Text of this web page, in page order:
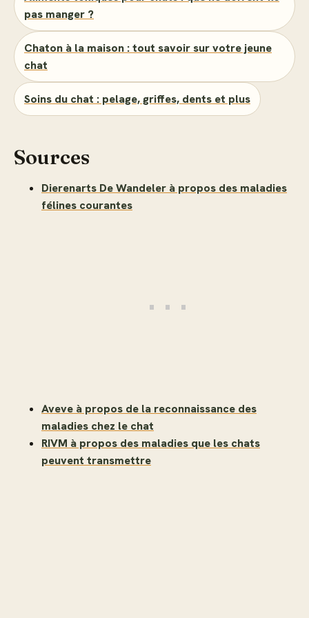
pas manger ?
Chaton à la maison : tout savoir sur votre jeune
chat
Soins du chat : pelage, griffes, dents et plus
Sources
Dierenarts De Wandeler à propos des maladies
félines courantes
Aveve à propos de la reconnaissance des
maladies chez le chat
RIVM à propos des maladies que les chats
peuvent transmettre